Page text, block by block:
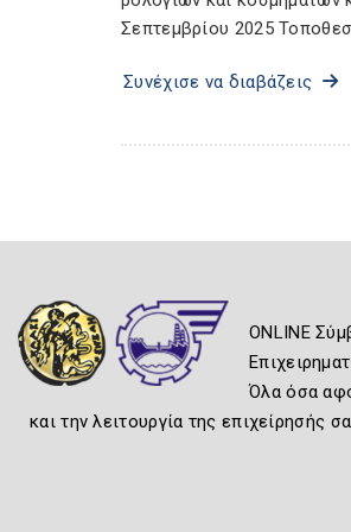
Σεπτεμβρίου 2025
Συνέχισε να διαβάζεις
ONLINE
Όλα όσα
και την λειτουργία της επιχείρησής